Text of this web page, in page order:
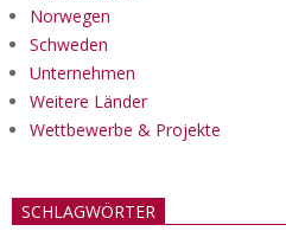
Norwegen
Schweden
Unternehmen
Weitere Länder
Wettbewerbe & Projekte
SCHLAGWÖRTER